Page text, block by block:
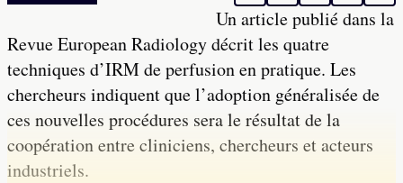
Un article publié dans la
Revue European Radiology décrit les quatre
techniques d’IRM de perfusion en pratique. Les
chercheurs indiquent que l’adoption généralisée de
ces nouvelles procédures sera le résultat de la
coopération entre cliniciens, chercheurs et acteurs
industriels.